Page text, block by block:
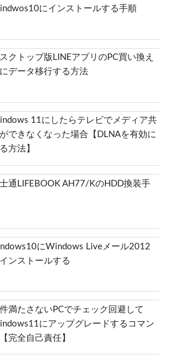
にインストールする手順
クトップ版LINEアプリのPC買い換え
データ移行する方法
11にしたらテレビでメディア共
できなくなった場合【DLNAを有効に
方法】
通LIFEBOOK AH77/KのHDD換装手
にWindows Liveメール2012
ンストールする
満たさないPCでチェック回避して
にアップグレードするコマン
【完全自己責任】